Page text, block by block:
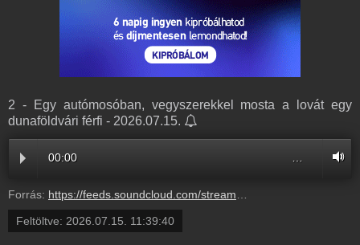
2 - Egy autómosóban, vegyszerekkel mosta a lovát egy
dunaföldvári férfi - 2026.07.15.
00:00
Forrás: https://feeds.soundcloud.com/stream/2361036995-radio1hungary-2-egy-automosoban-vegyszerekkel-mosta-a-lovat-egy-dunafoldvari-ferfi-2.mp3
Feltöltve: 2026.07.15. 11:39:40